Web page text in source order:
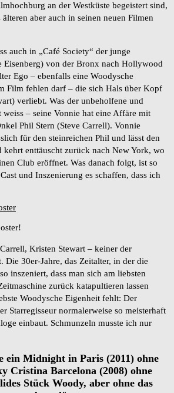
an der Westküste begeistert sind,
aber auch in seinen neuen Filmen
auch in „Café Society“ der junge
Eisenberg) von der Bronx nach Hollywood
Ego – ebenfalls eine Woodysche
Film fehlen darf – die sich Hals über Kopf
verliebt. Was der unbeholfene und
weiss – seine Vonnie hat eine Affäre mit
Phil Stern (Steve Carrell). Vonnie
für den steinreichen Phil und lässt den
enttäuscht zurück nach New York, wo
Club eröffnet. Was danach folgt, ist so
und Inszenierung es schaffen, dass ich
Kristen Stewart – keiner der
Die 30er-Jahre, das Zeitalter, in der die
inszeniert, dass man sich am liebsten
zurück katapultieren lassen
Woodysche Eigenheit fehlt: Der
Starregisseur normalerweise so meisterhaft
einbaut. Schmunzeln musste ich nur
ein Midnight in Paris (2011) ohne
Cristina Barcelona (2008) ohne
Stück Woody, aber ohne das